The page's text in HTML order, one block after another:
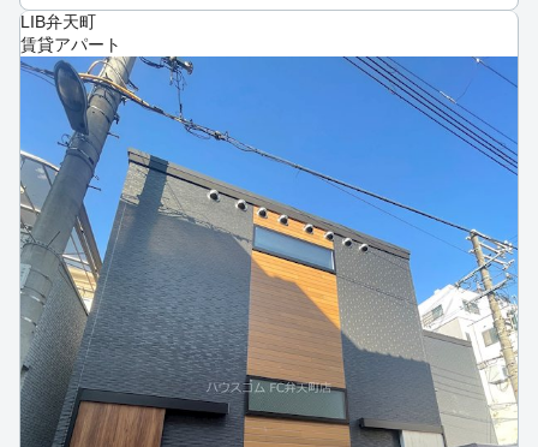
LIB弁天町
賃貸アパート